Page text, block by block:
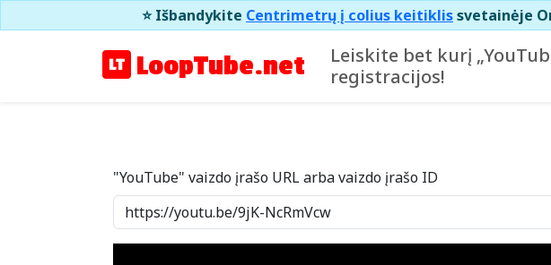
⭐ Išbandykite Centrimetrų į colius keitiklissvetainėje
LoopTube.net
Leiskite bet kurį
registracijos!
"YouTube" vaizdo įrašo URL arba vaizdo įrašo ID